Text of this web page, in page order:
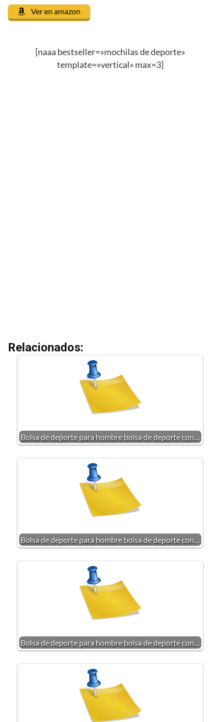
Ver en amazon
[naaa bestseller=»mochilas de deporte»
template=»vertical» max=3]
Relacionados:
Bolsa de deporte para hombre bolsa de deporte con…
Bolsa de deporte para hombre bolsa de deporte con…
Bolsa de deporte para hombre bolsa de deporte con…